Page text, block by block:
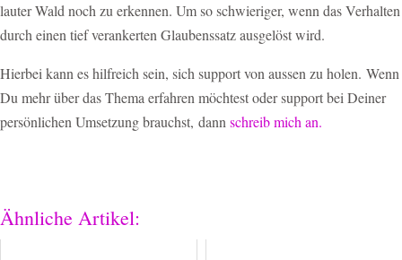
lauter Wald noch zu erkennen. Um so schwieriger, wenn das Verhalten
durch einen tief verankerten Glaubenssatz ausgelöst wird.
Hierbei kann es hilfreich sein, sich support von aussen zu holen. Wenn
Du mehr über das Thema erfahren möchtest oder support bei Deiner
persönlichen Umsetzung brauchst, dann schreib mich an.
Ähnliche Artikel: